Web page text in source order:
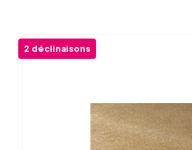
2 déclinaisons